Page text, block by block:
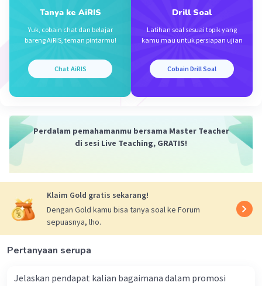
22 Januari 2024 11:55
Mempelajari sejarah dapat membantu kita
memahami akar budaya dan identitas kita
Tanya ke AiRIS
Yuk, cobain chat dan belajar
bareng AiRIS, teman pintarmu!
Chat AiRIS
Drill Soal
Latihan soal sesuai topik yang
kamu mau untuk persiapan ujian
Cobain Drill Soal
Perdalam pemahamanmu bersama Master Teacher
di sesi Live Teaching, GRATIS!
Klaim Gold gratis sekarang!
Dengan Gold kamu bisa tanya soal ke Forum
sepuasnya, lho.
Pertanyaan serupa
Jelaskan pendapat kalian bagaimana dalam promosi